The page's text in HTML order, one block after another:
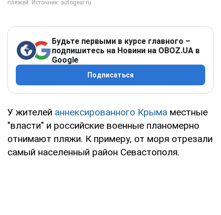
Будьте первыми в курсе главного –
подпишитесь на Новини на OBOZ.UA в
Google
Подписаться
У жителей аннексированного Крыма местные
"власти" и российские военные планомерно
отнимают пляжи. К примеру, от моря отрезали
самый населенный район Севастополя.